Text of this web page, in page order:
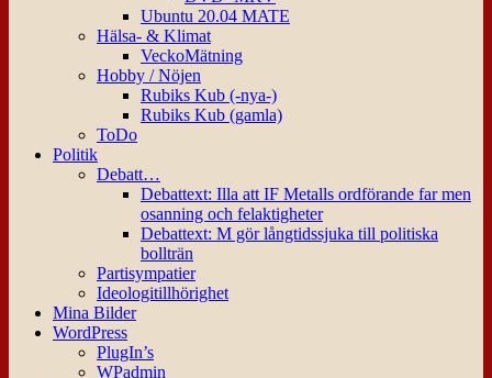
Ubuntu 20.04 MATE
Hälsa- & Klimat
VeckoMätning
Hobby / Nöjen
Rubiks Kub (-nya-)
Rubiks Kub (gamla)
ToDo
Politik
Debatt…
Debattext: Illa att IF Metalls ordförande far men
osanning och felaktigheter
Debattext: M gör långtidssjuka till politiska
bollträn
Partisympatier
Ideologitillhörighet
Mina Bilder
WordPress
PlugIn’s
WPadmin